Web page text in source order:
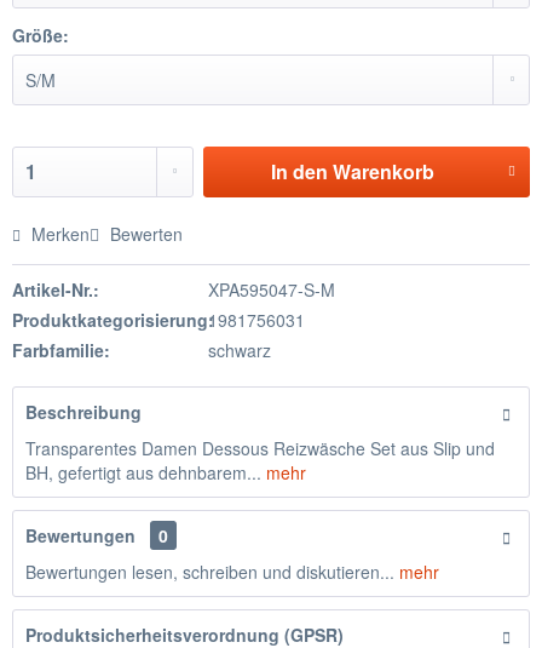
Größe:
In den Warenkorb
Merken Bewerten
Artikel-Nr.:
XPA595047-S-M
Produktkategorisierung:1981756031
Farbfamilie:
schwarz
Beschreibung
Transparentes Damen Dessous Reizwäsche Set aus Slip und
BH, gefertigt aus dehnbarem... mehr
Bewertungen
0
Bewertungen lesen, schreiben und diskutieren... mehr
Produktsicherheitsverordnung (GPSR)